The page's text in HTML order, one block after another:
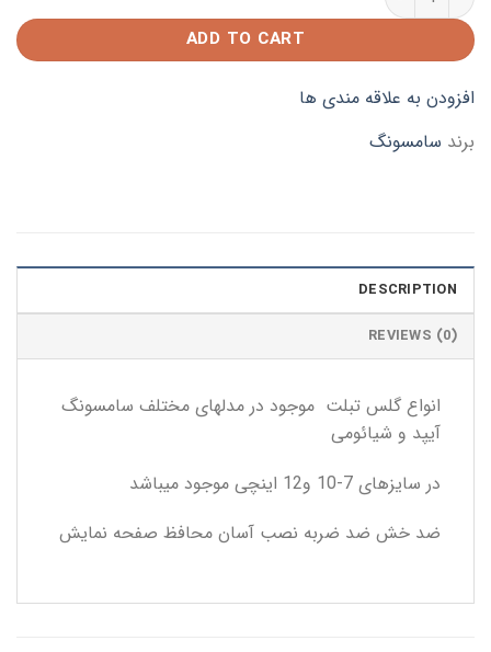
ADD TO CART
افزودن به علاقه مندی ها
برند سامسونگ
DESCRIPTION
REVIEWS (0)
انواع گلس تبلت موجود در مدلهای مختلف سامسونگ
آیپد و شیائومی
در سایزهای 7-10 و12 اینچی موجود میباشد
ضد خش ضد ضربه نصب آسان محافظ صفحه نمایش